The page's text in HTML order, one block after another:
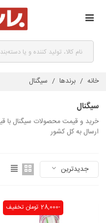
خانه / برندها / سیگنال
سیگنال
خرید و قیمت محصولات سیگنال با
ارسال به کل کشور
جدیدترین
تخفیف -28,000 تومان